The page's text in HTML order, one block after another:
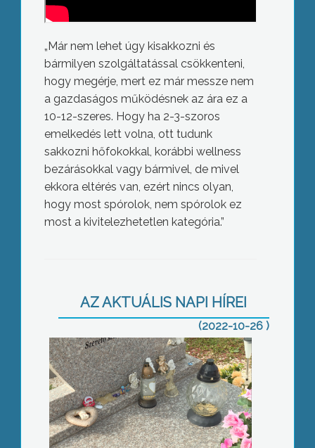
„Már nem lehet úgy kisakkozni és
bármilyen szolgáltatással csökkenteni,
hogy megérje, mert ez már messze nem
a gazdaságos működésnek az ára ez a
10-12-szeres. Hogy ha 2-3-szoros
emelkedés lett volna, ott tudunk
sakkozni hőfokokkal, korábbi wellness
bezárásokkal vagy bármivel, de mivel
ekkora eltérés van, ezért nincs olyan,
hogy most spórolok, nem spórolok ez
most a kivitelezhetetlen kategória.”
AZ AKTUÁLIS NAPI HÍREI
(2022-10-26 )
Több ezer busz nem indult el